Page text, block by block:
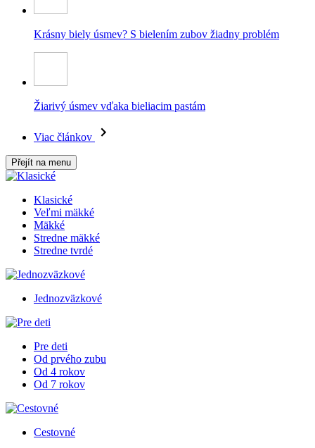
Krásny biely úsmev? S bielením zubov žiadny problém
Žiarivý úsmev vďaka bieliacim pastám
Viac článkov
Přejít na menu
Klasické
Veľmi mäkké
Mäkké
Stredne mäkké
Stredne tvrdé
Jednozväzkové
Pre deti
Od prvého zubu
Od 4 rokov
Od 7 rokov
Cestovné